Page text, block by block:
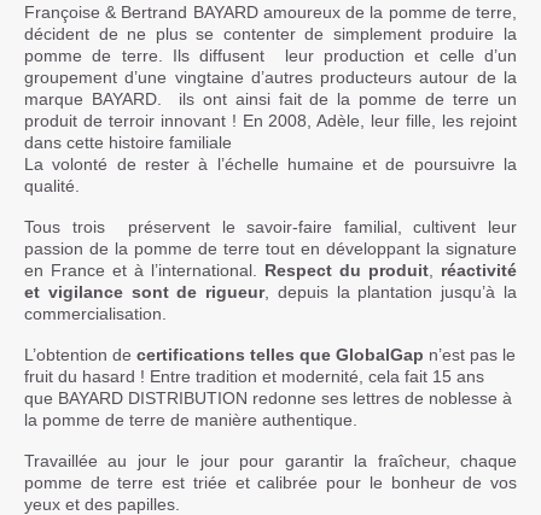
Françoise & Bertrand BAYARD amoureux de la pomme de terre,
décident de ne plus se contenter de simplement produire la
pomme de terre. Ils diffusent leur production et celle d’un
groupement d’une vingtaine d’autres producteurs autour de la
marque BAYARD. ils ont ainsi fait de la pomme de terre un
produit de terroir innovant ! En 2008, Adèle, leur fille, les rejoint
dans cette histoire familiale
La volonté de rester à l’échelle humaine et de poursuivre la
qualité.
Tous trois préservent le savoir-faire familial, cultivent leur
passion de la pomme de terre tout en développant la signature
en France et à l’international. Respect du produit
réactivité
et vigilance sont de rigueur, depuis la plantation jusqu’à la
commercialisation.
L’obtention de certifications telles que GlobalGap n’est pas le
fruit du hasard ! Entre tradition et modernité, cela fait 15 ans
que BAYARD DISTRIBUTION redonne ses lettres de noblesse à
la pomme de terre de manière authentique.
Travaillée au jour le jour pour garantir la fraîcheur, chaque
pomme de terre est triée et calibrée pour le bonheur de vos
yeux et des papilles.